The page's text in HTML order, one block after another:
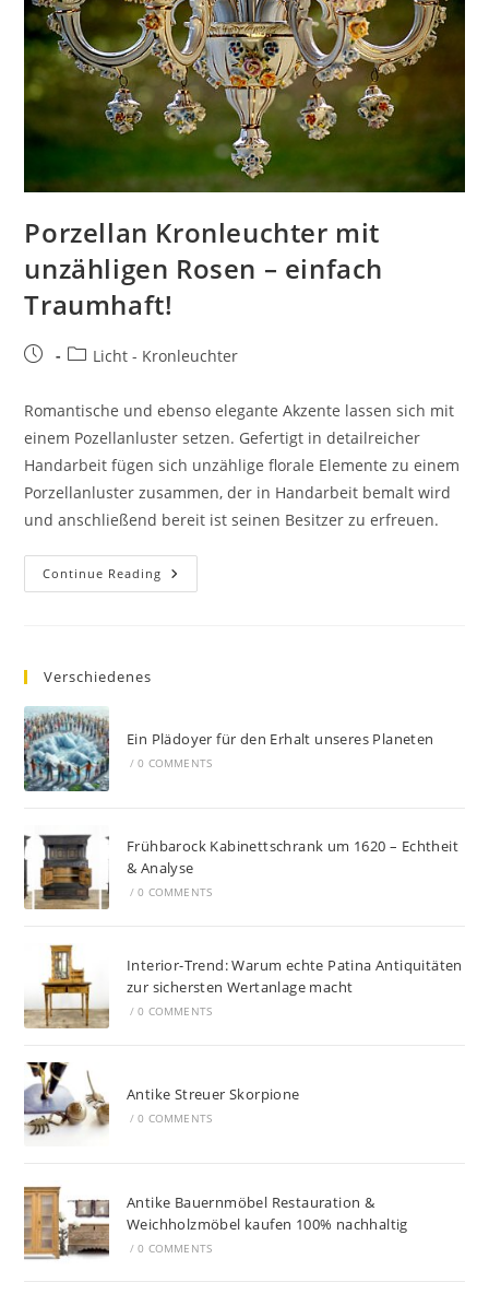
Porzellan Kronleuchter mit
unzähligen Rosen – einfach
Traumhaft!
Licht - Kronleuchter
Romantische und ebenso elegante Akzente lassen sich mit
einem Pozellanluster setzen. Gefertigt in detailreicher
Handarbeit fügen sich unzählige florale Elemente zu einem
Porzellanluster zusammen, der in Handarbeit bemalt wird
und anschließend bereit ist seinen Besitzer zu erfreuen.
Continue Reading
Verschiedenes
Ein Plädoyer für den Erhalt unseres Planeten
/ 0 COMMENTS
Frühbarock Kabinettschrank um 1620 – Echtheit
& Analyse
/ 0 COMMENTS
Interior-Trend: Warum echte Patina Antiquitäten
zur sichersten Wertanlage macht
/ 0 COMMENTS
Antike Streuer Skorpione
/ 0 COMMENTS
Antike Bauernmöbel Restauration &
Weichholzmöbel kaufen 100% nachhaltig
/ 0 COMMENTS